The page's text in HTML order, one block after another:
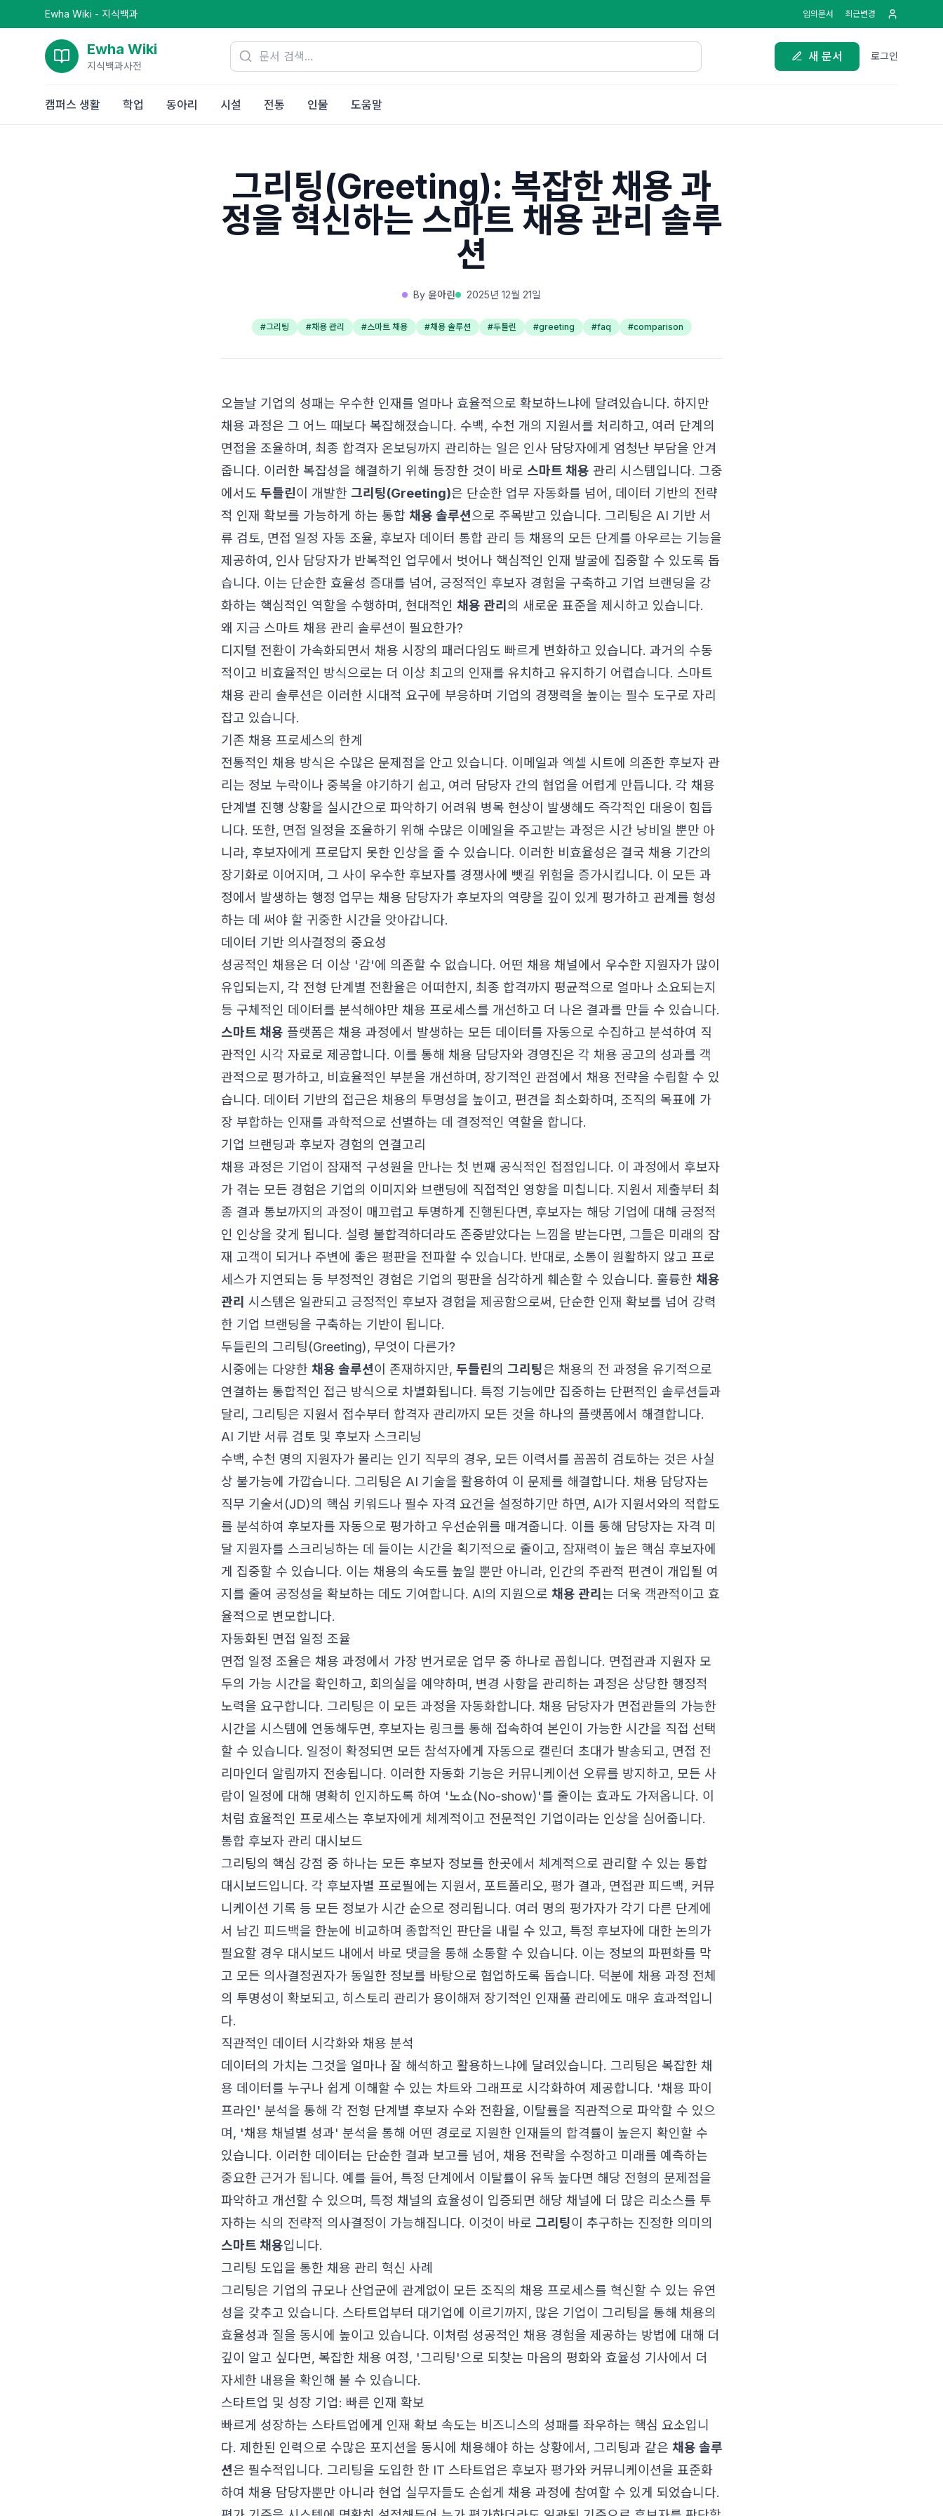
Ewha Wiki - 지식백과 임의문서 최근변경
Ewha Wiki
지식백과사전
새 문서 로그인
캠퍼스 생활 학업 동아리 시설 전통 인물 도움말
그리팅(Greeting): 복잡한 채용 과
정을 혁신하는 스마트 채용 관리 솔루
션
By 윤아린 2025년 12월 21일
#그리팅 #채용 관리 #스마트 채용 #채용 솔루션 #두들린 #greeting #faq #comparison
오늘날 기업의 성패는 우수한 인재를 얼마나 효율적으로 확보하느냐에 달려있습니다. 하지만
채용 과정은 그 어느 때보다 복잡해졌습니다. 수백, 수천 개의 지원서를 처리하고, 여러 단계의
면접을 조율하며, 최종 합격자 온보딩까지 관리하는 일은 인사 담당자에게 엄청난 부담을 안겨
줍니다. 이러한 복잡성을 해결하기 위해 등장한 것이 바로 스마트 채용 관리 시스템입니다. 그중
에서도 두들린이 개발한 그리팅(Greeting)은 단순한 업무 자동화를 넘어, 데이터 기반의 전략
적 인재 확보를 가능하게 하는 통합 채용 솔루션으로 주목받고 있습니다. 그리팅은 AI 기반 서
류 검토, 면접 일정 자동 조율, 후보자 데이터 통합 관리 등 채용의 모든 단계를 아우르는 기능을
제공하여, 인사 담당자가 반복적인 업무에서 벗어나 핵심적인 인재 발굴에 집중할 수 있도록 돕
습니다. 이는 단순한 효율성 증대를 넘어, 긍정적인 후보자 경험을 구축하고 기업 브랜딩을 강
화하는 핵심적인 역할을 수행하며, 현대적인 채용 관리 의 새로운 표준을 제시하고 있습니다.
왜 지금 스마트 채용 관리 솔루션이 필요한가?
디지털 전환이 가속화되면서 채용 시장의 패러다임도 빠르게 변화하고 있습니다. 과거의 수동
적이고 비효율적인 방식으로는 더 이상 최고의 인재를 유치하고 유지하기 어렵습니다. 스마트
채용 관리 솔루션은 이러한 시대적 요구에 부응하며 기업의 경쟁력을 높이는 필수 도구로 자리
잡고 있습니다.
기존 채용 프로세스의 한계
전통적인 채용 방식은 수많은 문제점을 안고 있습니다. 이메일과 엑셀 시트에 의존한 후보자 관
리는 정보 누락이나 중복을 야기하기 쉽고, 여러 담당자 간의 협업을 어렵게 만듭니다. 각 채용
단계별 진행 상황을 실시간으로 파악하기 어려워 병목 현상이 발생해도 즉각적인 대응이 힘듭
니다. 또한, 면접 일정을 조율하기 위해 수많은 이메일을 주고받는 과정은 시간 낭비일 뿐만 아
니라, 후보자에게 프로답지 못한 인상을 줄 수 있습니다. 이러한 비효율성은 결국 채용 기간의
장기화로 이어지며, 그 사이 우수한 후보자를 경쟁사에 뺏길 위험을 증가시킵니다. 이 모든 과
정에서 발생하는 행정 업무는 채용 담당자가 후보자의 역량을 깊이 있게 평가하고 관계를 형성
하는 데 써야 할 귀중한 시간을 앗아갑니다.
데이터 기반 의사결정의 중요성
성공적인 채용은 더 이상 '감'에 의존할 수 없습니다. 어떤 채용 채널에서 우수한 지원자가 많이
유입되는지, 각 전형 단계별 전환율은 어떠한지, 최종 합격까지 평균적으로 얼마나 소요되는지
등 구체적인 데이터를 분석해야만 채용 프로세스를 개선하고 더 나은 결과를 만들 수 있습니다.
스마트 채용 플랫폼은 채용 과정에서 발생하는 모든 데이터를 자동으로 수집하고 분석하여 직
관적인 시각 자료로 제공합니다. 이를 통해 채용 담당자와 경영진은 각 채용 공고의 성과를 객
관적으로 평가하고, 비효율적인 부분을 개선하며, 장기적인 관점에서 채용 전략을 수립할 수 있
습니다. 데이터 기반의 접근은 채용의 투명성을 높이고, 편견을 최소화하며, 조직의 목표에 가
장 부합하는 인재를 과학적으로 선별하는 데 결정적인 역할을 합니다.
기업 브랜딩과 후보자 경험의 연결고리
채용 과정은 기업이 잠재적 구성원을 만나는 첫 번째 공식적인 접점입니다. 이 과정에서 후보자
가 겪는 모든 경험은 기업의 이미지와 브랜딩에 직접적인 영향을 미칩니다. 지원서 제출부터 최
종 결과 통보까지의 과정이 매끄럽고 투명하게 진행된다면, 후보자는 해당 기업에 대해 긍정적
인 인상을 갖게 됩니다. 설령 불합격하더라도 존중받았다는 느낌을 받는다면, 그들은 미래의 잠
재 고객이 되거나 주변에 좋은 평판을 전파할 수 있습니다. 반대로, 소통이 원활하지 않고 프로
세스가 지연되는 등 부정적인 경험은 기업의 평판을 심각하게 훼손할 수 있습니다. 훌륭한 채용
관리 시스템은 일관되고 긍정적인 후보자 경험을 제공함으로써, 단순한 인재 확보를 넘어 강력
한 기업 브랜딩을 구축하는 기반이 됩니다.
두들린의 그리팅(Greeting), 무엇이 다른가?
시중에는 다양한 채용 솔루션이 존재하지만, 두들린의 그리팅은 채용의 전 과정을 유기적으로
연결하는 통합적인 접근 방식으로 차별화됩니다. 특정 기능에만 집중하는 단편적인 솔루션들과
달리, 그리팅은 지원서 접수부터 합격자 관리까지 모든 것을 하나의 플랫폼에서 해결합니다.
AI 기반 서류 검토 및 후보자 스크리닝
수백, 수천 명의 지원자가 몰리는 인기 직무의 경우, 모든 이력서를 꼼꼼히 검토하는 것은 사실
상 불가능에 가깝습니다. 그리팅은 AI 기술을 활용하여 이 문제를 해결합니다. 채용 담당자는
직무 기술서(JD)의 핵심 키워드나 필수 자격 요건을 설정하기만 하면, AI가 지원서와의 적합도
를 분석하여 후보자를 자동으로 평가하고 우선순위를 매겨줍니다. 이를 통해 담당자는 자격 미
달 지원자를 스크리닝하는 데 들이는 시간을 획기적으로 줄이고, 잠재력이 높은 핵심 후보자에
게 집중할 수 있습니다. 이는 채용의 속도를 높일 뿐만 아니라, 인간의 주관적 편견이 개입될 여
지를 줄여 공정성을 확보하는 데도 기여합니다. AI의 지원으로 채용 관리 는 더욱 객관적이고 효
율적으로 변모합니다.
자동화된 면접 일정 조율
면접 일정 조율은 채용 과정에서 가장 번거로운 업무 중 하나로 꼽힙니다. 면접관과 지원자 모
두의 가능 시간을 확인하고, 회의실을 예약하며, 변경 사항을 관리하는 과정은 상당한 행정적
노력을 요구합니다. 그리팅은 이 모든 과정을 자동화합니다. 채용 담당자가 면접관들의 가능한
시간을 시스템에 연동해두면, 후보자는 링크를 통해 접속하여 본인이 가능한 시간을 직접 선택
할 수 있습니다. 일정이 확정되면 모든 참석자에게 자동으로 캘린더 초대가 발송되고, 면접 전
리마인더 알림까지 전송됩니다. 이러한 자동화 기능은 커뮤니케이션 오류를 방지하고, 모든 사
람이 일정에 대해 명확히 인지하도록 하여 '노쇼(No-show)'를 줄이는 효과도 가져옵니다. 이
처럼 효율적인 프로세스는 후보자에게 체계적이고 전문적인 기업이라는 인상을 심어줍니다.
통합 후보자 관리 대시보드
그리팅의 핵심 강점 중 하나는 모든 후보자 정보를 한곳에서 체계적으로 관리할 수 있는 통합
대시보드입니다. 각 후보자별 프로필에는 지원서, 포트폴리오, 평가 결과, 면접관 피드백, 커뮤
니케이션 기록 등 모든 정보가 시간 순으로 정리됩니다. 여러 명의 평가자가 각기 다른 단계에
서 남긴 피드백을 한눈에 비교하며 종합적인 판단을 내릴 수 있고, 특정 후보자에 대한 논의가
필요할 경우 대시보드 내에서 바로 댓글을 통해 소통할 수 있습니다. 이는 정보의 파편화를 막
고 모든 의사결정권자가 동일한 정보를 바탕으로 협업하도록 돕습니다. 덕분에 채용 과정 전체
의 투명성이 확보되고, 히스토리 관리가 용이해져 장기적인 인재풀 관리에도 매우 효과적입니
다.
직관적인 데이터 시각화와 채용 분석
데이터의 가치는 그것을 얼마나 잘 해석하고 활용하느냐에 달려있습니다. 그리팅은 복잡한 채
용 데이터를 누구나 쉽게 이해할 수 있는 차트와 그래프로 시각화하여 제공합니다. '채용 파이
프라인' 분석을 통해 각 전형 단계별 후보자 수와 전환율, 이탈률을 직관적으로 파악할 수 있으
며, '채용 채널별 성과' 분석을 통해 어떤 경로로 지원한 인재들의 합격률이 높은지 확인할 수
있습니다. 이러한 데이터는 단순한 결과 보고를 넘어, 채용 전략을 수정하고 미래를 예측하는
중요한 근거가 됩니다. 예를 들어, 특정 단계에서 이탈률이 유독 높다면 해당 전형의 문제점을
파악하고 개선할 수 있으며, 특정 채널의 효율성이 입증되면 해당 채널에 더 많은 리소스를 투
자하는 식의 전략적 의사결정이 가능해집니다. 이것이 바로 그리팅이 추구하는 진정한 의미의
스마트 채용입니다.
그리팅 도입을 통한 채용 관리 혁신 사례
그리팅은 기업의 규모나 산업군에 관계없이 모든 조직의 채용 프로세스를 혁신할 수 있는 유연
성을 갖추고 있습니다. 스타트업부터 대기업에 이르기까지, 많은 기업이 그리팅을 통해 채용의
효율성과 질을 동시에 높이고 있습니다. 이처럼 성공적인 채용 경험을 제공하는 방법에 대해 더
깊이 알고 싶다면, 복잡한 채용 여정, '그리팅'으로 되찾는 마음의 평화와 효율성 기사에서 더
자세한 내용을 확인해 볼 수 있습니다.
스타트업 및 성장 기업: 빠른 인재 확보
빠르게 성장하는 스타트업에게 인재 확보 속도는 비즈니스의 성패를 좌우하는 핵심 요소입니
다. 제한된 인력으로 수많은 포지션을 동시에 채용해야 하는 상황에서, 그리팅과 같은 채용 솔루
션은 필수적입니다. 그리팅을 도입한 한 IT 스타트업은 후보자 평가와 커뮤니케이션을 표준화
하여 채용 담당자뿐만 아니라 현업 실무자들도 손쉽게 채용 과정에 참여할 수 있게 되었습니다.